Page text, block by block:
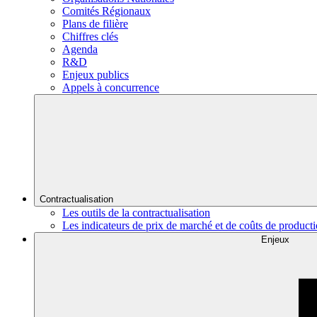
Comités Régionaux
Plans de filière
Chiffres clés
Agenda
R&D
Enjeux publics
Appels à concurrence
Contractualisation
Les outils de la contractualisation
Les indicateurs de prix de marché et de coûts de
Enjeux